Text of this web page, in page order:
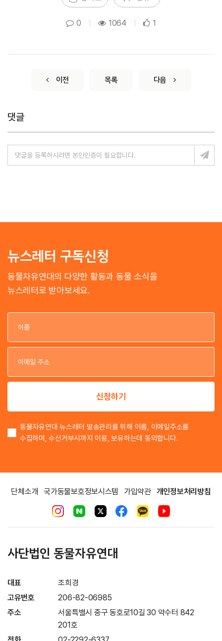
0 1064 1
이전 목록 다음
댓글
뉴스레터 구독신청
동물자유연대의 다양한 활동과 동물 소식을
뉴스레터로 받아보세요.
이
이
신청하기
동물자유연대 뉴스레터 발송관리를 위해 이름, 이메일주소를
수집하며, 수신거부시까지 이용, 보유하는데 동의합니다.
단체소개 국가동물보호정보시스템 가입약관 개인정보처리방침
사단법인 동물자유연대
대표
조희경
고유번호
206-82-06985
주소
서울특별시 중구 동호로10길 30 약수터 842
201호